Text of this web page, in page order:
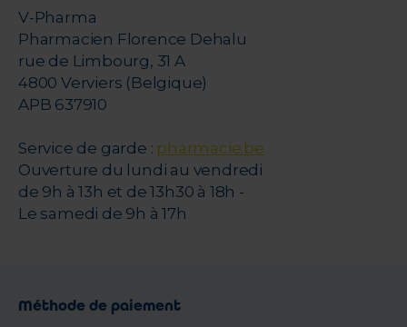
V-Pharma
Pharmacien Florence Dehalu
rue de Limbourg, 31 A
4800 Verviers (Belgique)
APB 637910
Service de garde : pharmacie.be
Ouverture du lundi au vendredi
de 9h à 13h et de 13h30 à 18h -
Le samedi de 9h à 17h
Méthode de paiement